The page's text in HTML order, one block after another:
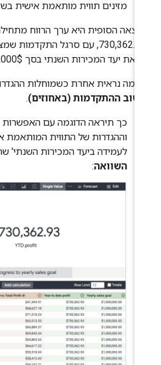
מזינים תווית מותאמת אישית בשדה
730,362.93$, עם סרגל התקדמות
יעד המכירות השנתי בסך 1,000,000$.
נראית אחרת כשמוחלות ההגדרות
ההתקדמות (באחוזים).
כך תיראה הדוגמה עם האפשרות
וההגדרות של התווית המותאמת
לעמידה ביעד המכירות השנתי'
השוואה: